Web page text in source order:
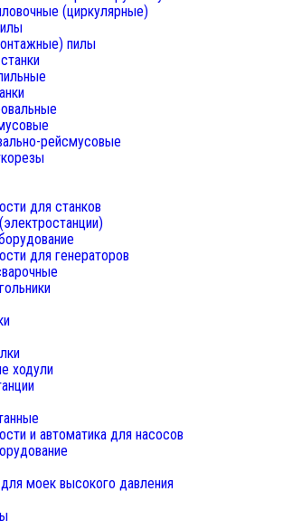
(циркулярные)
пилы
рейсмусовые
для станков
для генераторов
ходули
и автоматика для насосов
моек высокого давления